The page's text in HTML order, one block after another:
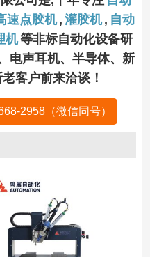
速点胶机 , 灌胶机 , 自动
机等非标自动化设备研
电声耳机、半导体、新
客户前来洽谈！
2958（微信同号）